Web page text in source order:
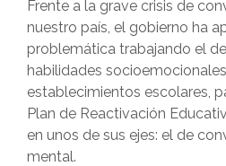
Frente a la grave crisis de
nuestro país, el gobierno ha
problemática trabajando el
habilidades
establecimientos escolares,
Plan de Reactivación
en unos de sus ejes: el de
mental.